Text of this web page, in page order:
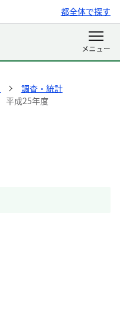
都全体で探す
調査・統計
平成25年度